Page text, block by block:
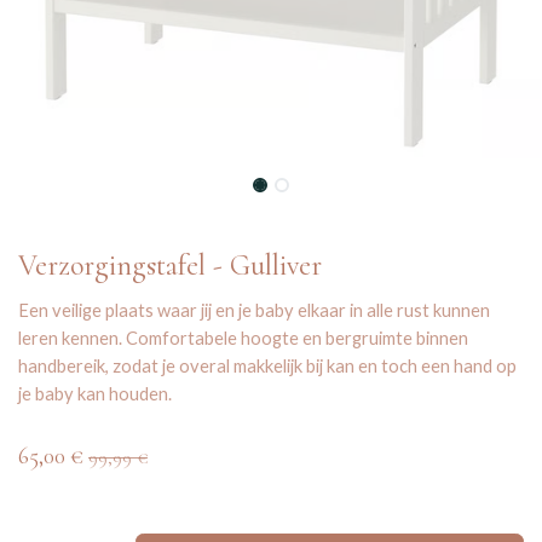
Verzorgingstafel - Gulliver
Een veilige plaats waar jij en je baby elkaar in alle rust kunnen
leren kennen. Comfortabele hoogte en bergruimte binnen
handbereik, zodat je overal makkelijk bij kan en toch een hand op
je baby kan houden.
65,00 € 99,99€